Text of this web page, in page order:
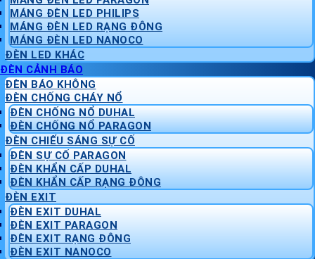
MÁNG ĐÈN LED PHILIPS
MÁNG ĐÈN LED RẠNG ĐÔNG
MÁNG ĐÈN LED NANOCO
ĐÈN LED KHÁC
ĐÈN CẢNH BÁO
ĐÈN BÁO KHÔNG
ĐÈN CHỐNG CHÁY NỔ
ĐÈN CHỐNG NỔ DUHAL
ĐÈN CHỐNG NỔ PARAGON
ĐÈN CHIẾU SÁNG SỰ CỐ
ĐÈN SỰ CỐ PARAGON
ĐÈN KHẨN CẤP DUHAL
ĐÈN KHẨN CẤP RẠNG ĐÔNG
ĐÈN EXIT
ĐÈN EXIT DUHAL
ĐÈN EXIT PARAGON
ĐÈN EXIT RẠNG ĐÔNG
ĐÈN EXIT NANOCO